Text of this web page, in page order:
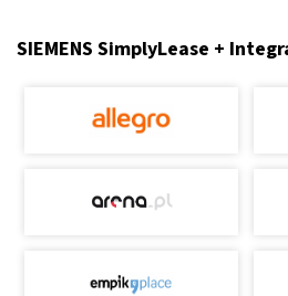
SIEMENS SimplyLease +